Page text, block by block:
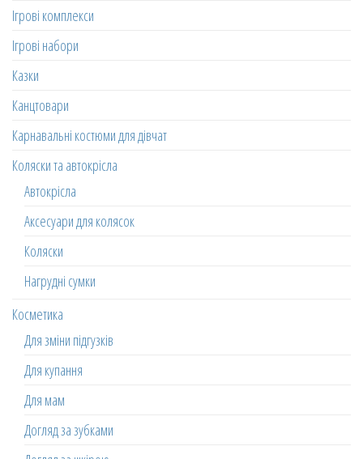
Ігрові комплекси
Ігрові набори
Казки
Канцтовари
Карнавальні костюми для дівчат
Коляски та автокрісла
Автокрісла
Аксесуари для колясок
Коляски
Нагрудні сумки
Косметика
Для зміни підгузків
Для купання
Для мам
Догляд за зубками